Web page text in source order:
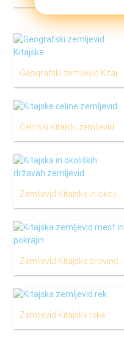
Geografski zemljevid Kitajske
Celinski Kitajski zemljevid
Zemljevid Kitajske in okoliških državah
Zemljevid Kitajske province in mesta
Zemljevid Kitajske reke